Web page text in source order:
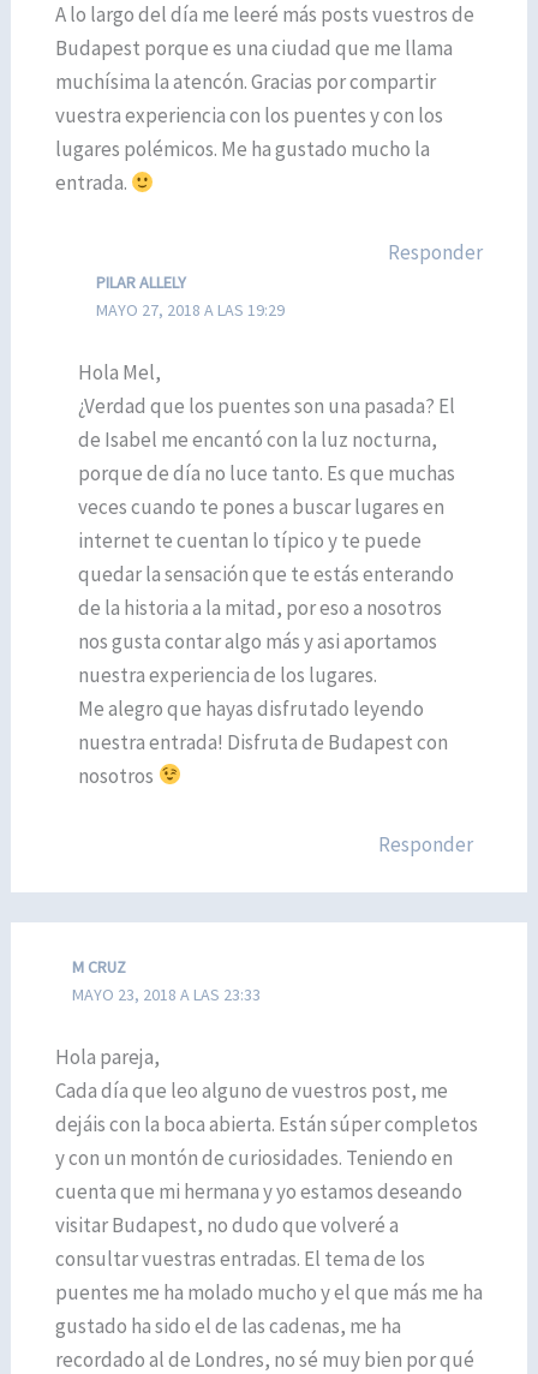
A lo largo del día me leeré más posts vuestros de
Budapest porque es una ciudad que me llama
muchísima la atencón. Gracias por compartir
vuestra experiencia con los puentes y con los
lugares polémicos. Me ha gustado mucho la
entrada.
Responder
PILAR ALLELY
MAYO 27, 2018 A LAS 19:29
Hola Mel,
¿Verdad que los puentes son una pasada? El
de Isabel me encantó con la luz nocturna,
porque de día no luce tanto. Es que muchas
veces cuando te pones a buscar lugares en
internet te cuentan lo típico y te puede
quedar la sensación que te estás enterando
de la historia a la mitad, por eso a nosotros
nos gusta contar algo más y asi aportamos
nuestra experiencia de los lugares.
Me alegro que hayas disfrutado leyendo
nuestra entrada! Disfruta de Budapest con
nosotros
Responder
M CRUZ
MAYO 23, 2018 A LAS 23:33
Hola pareja,
Cada día que leo alguno de vuestros post, me
dejáis con la boca abierta. Están súper completos
y con un montón de curiosidades. Teniendo en
cuenta que mi hermana y yo estamos deseando
visitar Budapest, no dudo que volveré a
consultar vuestras entradas. El tema de los
puentes me ha molado mucho y el que más me ha
gustado ha sido el de las cadenas, me ha
recordado al de Londres, no sé muy bien por qué